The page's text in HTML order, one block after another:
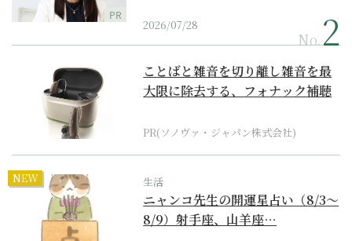
PR
2026/07/28
No.
ことばと雑音を切り離し雑音を最
大限に除去する、フォナック補聴
PR(ソノヴァ・ジャパン株式会社)
NEW 生活
ニャンコ先生の開運星占い（8/3～
8/9）射手座、山羊座…